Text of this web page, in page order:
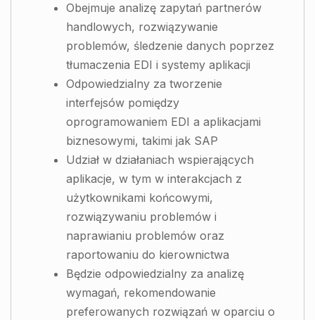
Obejmuje analizę zapytań partnerów
handlowych, rozwiązywanie
problemów, śledzenie danych poprzez
tłumaczenia EDI i systemy aplikacji
Odpowiedzialny za tworzenie
interfejsów pomiędzy
oprogramowaniem EDI a aplikacjami
biznesowymi, takimi jak SAP
Udział w działaniach wspierających
aplikacje, w tym w interakcjach z
użytkownikami końcowymi,
rozwiązywaniu problemów i
naprawianiu problemów oraz
raportowaniu do kierownictwa
Będzie odpowiedzialny za analizę
wymagań, rekomendowanie
preferowanych rozwiązań w oparciu o